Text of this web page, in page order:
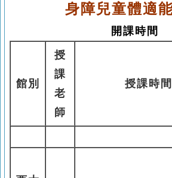
身障兒童體適
開課時間
館別
授
課
老
師
授課時間